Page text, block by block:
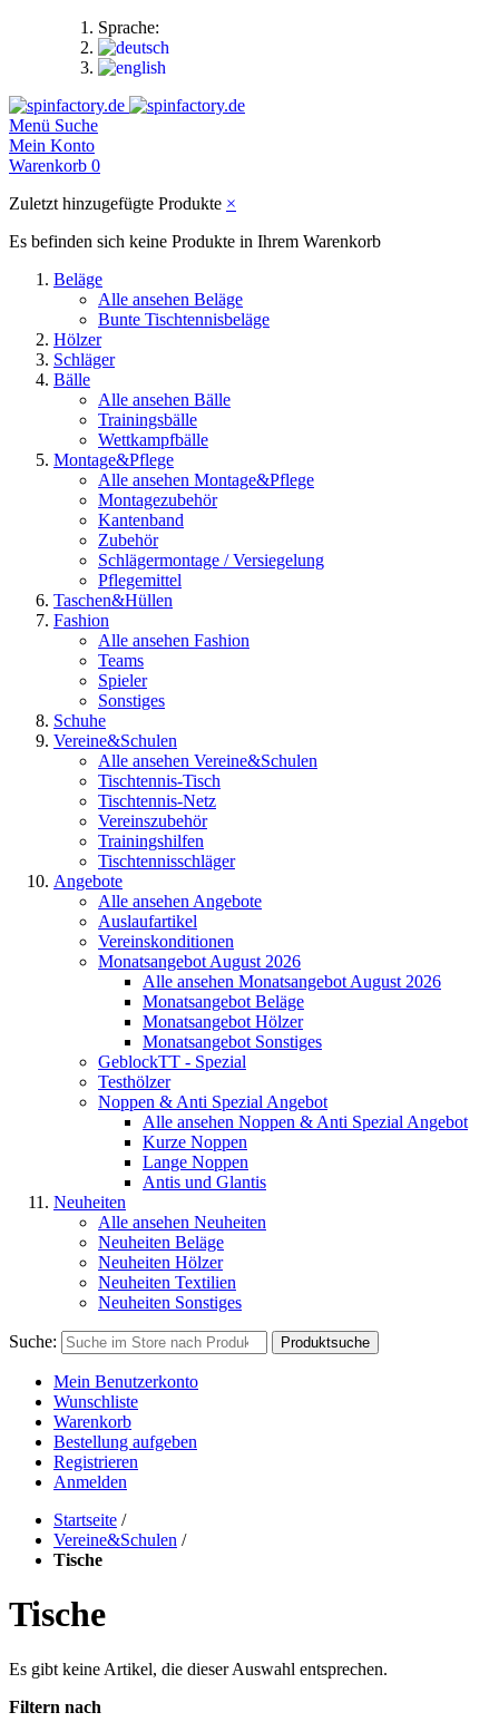
Sprache:
Menü Suche
Mein Konto
Warenkorb 0
Zuletzt hinzugefügte Produkte ×
Es befinden sich keine Produkte in Ihrem Warenkorb
Beläge
Alle ansehen Beläge
Bunte Tischtennisbeläge
Hölzer
Schläger
Bälle
Alle ansehen Bälle
Trainingsbälle
Wettkampfbälle
Montage&Pflege
Alle ansehen Montage&Pflege
Montagezubehör
Kantenband
Zubehör
Schlägermontage / Versiegelung
Pflegemittel
Taschen&Hüllen
Fashion
Alle ansehen Fashion
Teams
Spieler
Sonstiges
Schuhe
Vereine&Schulen
Alle ansehen Vereine&Schulen
Tischtennis-Tisch
Tischtennis-Netz
Vereinszubehör
Trainingshilfen
Tischtennisschläger
Angebote
Alle ansehen Angebote
Auslaufartikel
Vereinskonditionen
Monatsangebot August 2026
Alle ansehen Monatsangebot August 2026
Monatsangebot Beläge
Monatsangebot Hölzer
Monatsangebot Sonstiges
GeblockTT - Spezial
Testhölzer
Noppen & Anti Spezial Angebot
Alle ansehen Noppen & Anti Spezial Angebot
Kurze Noppen
Lange Noppen
Antis und Glantis
Neuheiten
Alle ansehen Neuheiten
Neuheiten Beläge
Neuheiten Hölzer
Neuheiten Textilien
Neuheiten Sonstiges
Suche: Produktsuche
Mein Benutzerkonto
Wunschliste
Warenkorb
Bestellung aufgeben
Registrieren
Anmelden
Startseite /
Vereine&Schulen /
Tische
Tische
Es gibt keine Artikel, die dieser Auswahl entsprechen.
Filtern nach